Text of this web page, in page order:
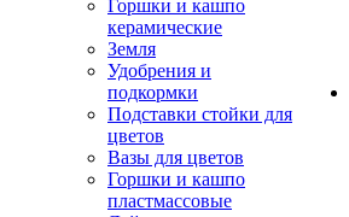
Горшки и кашпо
керамические
Земля
Удобрения и
подкормки
Подставки стойки для
цветов
Вазы для цветов
Горшки и кашпо
пластмассовые